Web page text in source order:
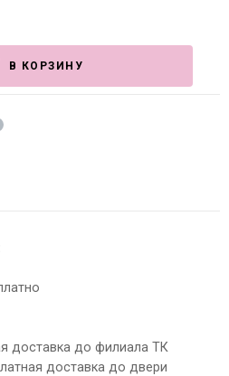
В КОРЗИНУ
доставка до филиала ТК
доставка до двери